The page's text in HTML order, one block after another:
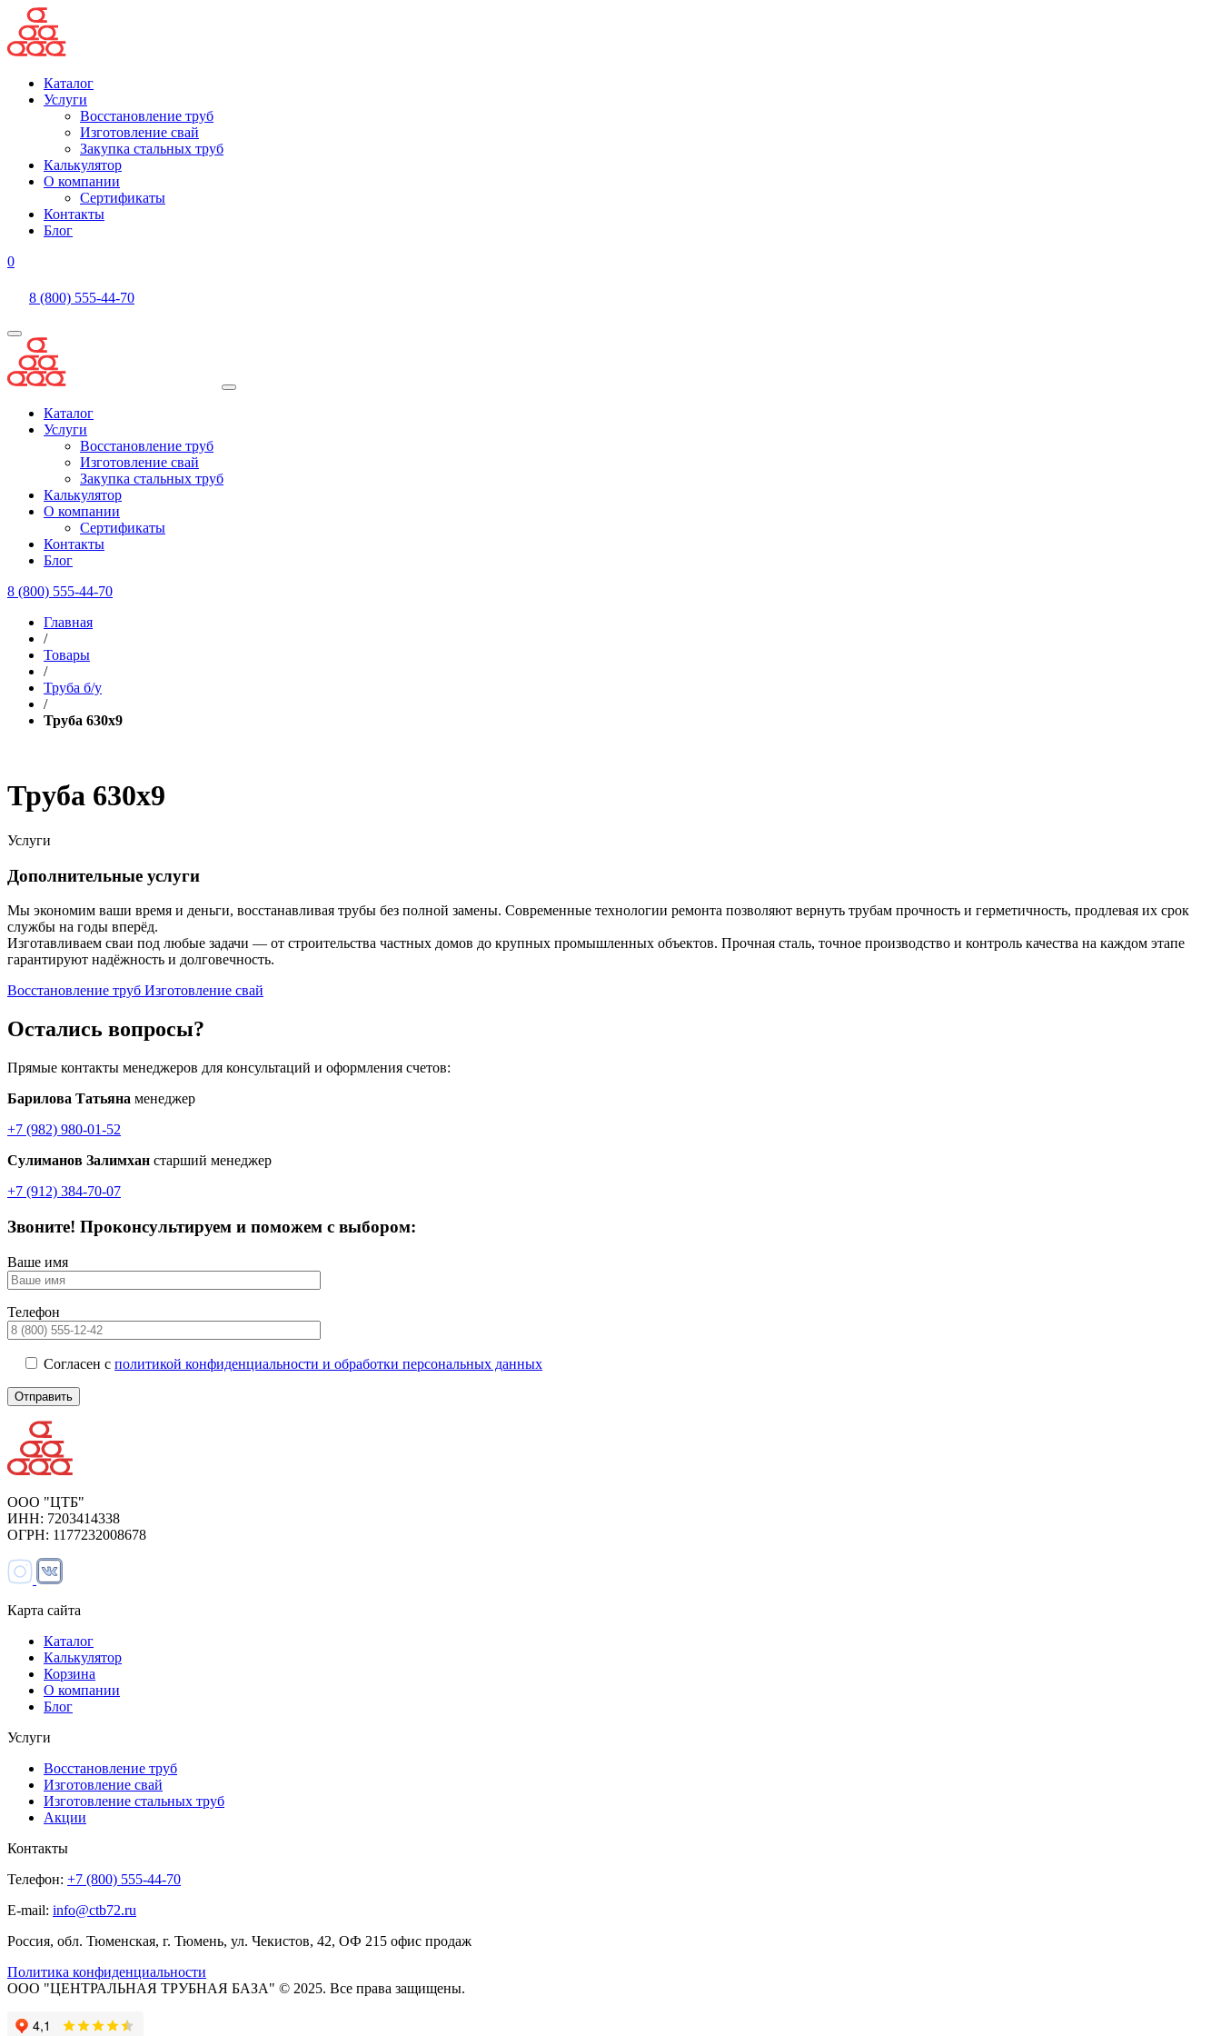
Каталог
Услуги
Восстановление труб
Изготовление свай
Закупка стальных труб
Калькулятор
О компании
Сертификаты
Контакты
Блог
0
8 (800) 555-44-70
Каталог
Услуги
Восстановление труб
Изготовление свай
Закупка стальных труб
Калькулятор
О компании
Сертификаты
Контакты
Блог
8 (800) 555-44-70
Главная
/
Товары
/
Труба б/у
/
Труба 630х9
Труба 630х9
Услуги
Дополнительные услуги
Мы экономим ваши время и деньги, восстанавливая трубы без полной замены. Современные технологии ремонта позволяют вернуть трубам прочность и герметичность, продлевая их срок
службы на годы вперёд.
Изготавливаем сваи под любые задачи — от строительства частных домов до крупных промышленных объектов. Прочная сталь, точное производство и контроль качества на каждом этапе
гарантируют надёжность и долговечность.
Восстановление труб Изготовление свай
Остались вопросы?
Прямые контакты менеджеров для консультаций и оформления счетов:
Барилова Татьяна менеджер
+7 (982) 980-01-52
Сулиманов Залимхан старший менеджер
+7 (912) 384-70-07
Звоните! Проконсультируем и поможем с выбором:
Ваше имя
Телефон
Согласен с политикой конфиденциальности и обработки персональных данных
ООО "ЦТБ"
ИНН: 7203414338
ОГРН: 1177232008678
Карта сайта
Каталог
Калькулятор
Корзина
О компании
Блог
Услуги
Восстановление труб
Изготовление свай
Изготовление стальных труб
Акции
Контакты
Телефон: +7 (800) 555-44-70
E-mail: info@ctb72.ru
Россия, обл. Тюменская, г. Тюмень, ул. Чекистов, 42, ОФ 215 офис продаж
Политика конфиденциальности
ООО "ЦЕНТРАЛЬНАЯ ТРУБНАЯ БАЗА" © 2025. Все права защищены.